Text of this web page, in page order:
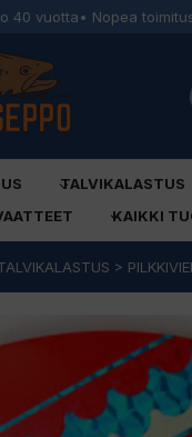
40 vuotta• Nopea
TALVIKALASTUS
KAIKKI
>